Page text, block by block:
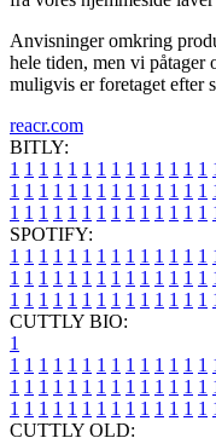
Anvisninger omkring
hele tiden, men vi påtager
muligvis er foretaget efter
reacr.com
BITLY:
1 1 1 1 1 1 1 1 1 1 1 1 1 1
1 1 1 1 1 1 1 1 1 1 1 1 1 1
1 1 1 1 1 1 1 1 1 1 1 1 1 1
SPOTIFY:
1 1 1 1 1 1 1 1 1 1 1 1 1 1
1 1 1 1 1 1 1 1 1 1 1 1 1 1
1 1 1 1 1 1 1 1 1 1 1 1 1 1
CUTTLY BIO:
1
1 1 1 1 1 1 1 1 1 1 1 1 1 1
1 1 1 1 1 1 1 1 1 1 1 1 1 1
1 1 1 1 1 1 1 1 1 1 1 1 1 1
CUTTLY OLD: